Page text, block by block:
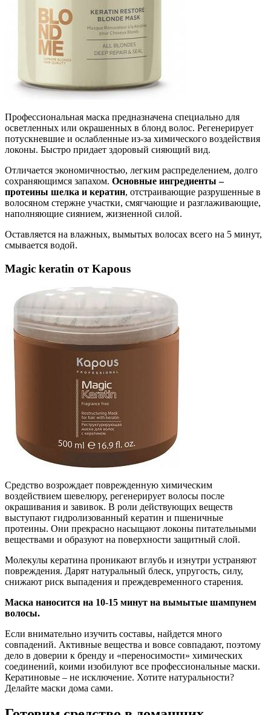
Профессиональная маска предназначена специально для
осветленных или окрашенных в блонд волос. Регенерирует
потускневшие и ослабленные из-за химического воздействия
локоны. Быстро придает здоровый сияющий вид.
Отличается экономичностью, легким распределением, долго
сохраняющимся запахом. Основные ингредиенты –
протеины шелка и кератин, отстраивающие разрушенные в
волосяном стержне участки, смягчающие и разглаживающие,
наполняющие сиянием, жизненной силой.
Оставляется на влажных, вымытых волосах всего на 5 минут,
смывается водой.
Magic keratin от Kapous
Средство возрождает поврежденную химическим
воздействием шевелюру, регенерирует волосы после
окрашивания и завивок. В роли действующих веществ
выступают гидролизованный кератин и пшеничные
протеины. Они прекрасно насыщают локоны питательными
веществами и образуют на поверхности защитный слой.
Молекулы кератина проникают вглубь и изнутри устраняют
повреждения. Дарят натуральный блеск, упругость, силу,
снижают риск выпадения и преждевременного старения.
Маска наносится на 10-15 минут на вымытые шампунем
волосы.
Если внимательно изучить составы, найдется много
совпадений. Активные вещества и вовсе совпадают, поэтому
дело в доверии к бренду и «переносимости» химических
соединений, коими изобилуют все профессиональные маски.
Кератиновые – не исключение. Хотите натуральности?
Делайте маски дома сами.